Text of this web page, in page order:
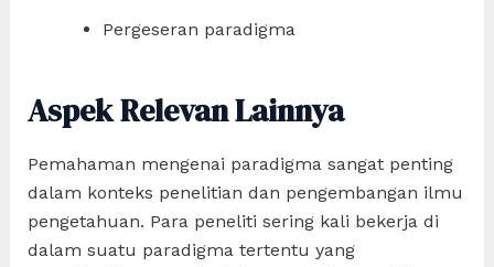
Pergeseran paradigma
Aspek Relevan Lainnya
Pemahaman mengenai paradigma sangat penting
dalam konteks penelitian dan pengembangan ilmu
pengetahuan. Para peneliti sering kali bekerja di
dalam suatu paradigma tertentu yang